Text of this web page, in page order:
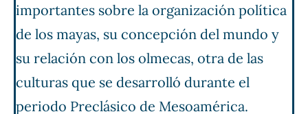
importantes sobre la organización política
de los mayas, su concepción del mundo y
su relación con los olmecas, otra de las
culturas que se desarrolló durante el
periodo Preclásico de Mesoamérica.